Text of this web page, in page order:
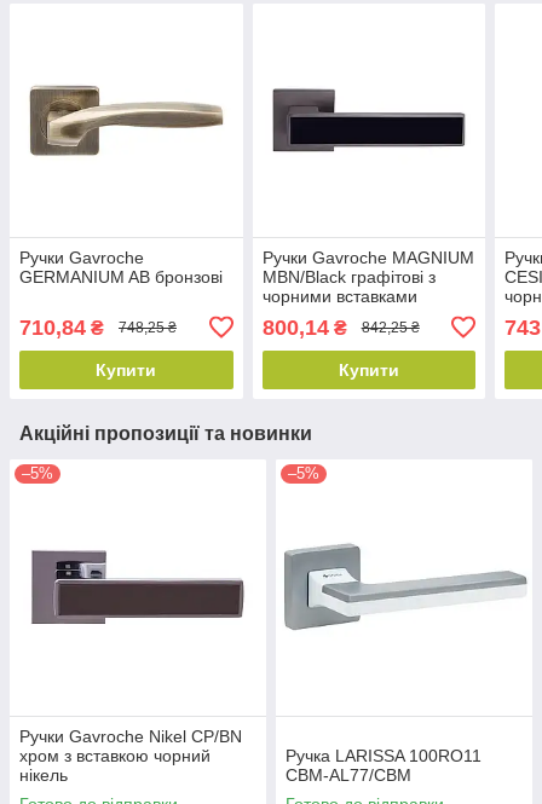
Ручки Gavroche
GERMANIUM AB бронзові
710,84 ₴ 748,25 ₴
Купити
Ручки Gavroche MAGNIUM
MBN/Black графітові з
чорними вставками
800,14₴ 842,25 ₴
Купити
Акційні пропозиції та новинки
–5%
Ручки Gavroche Nikel CP/BN
хром з вставкою чорний
нікель
–5%
Ручка LARISSA 100RO11
CBM-AL77/CBM